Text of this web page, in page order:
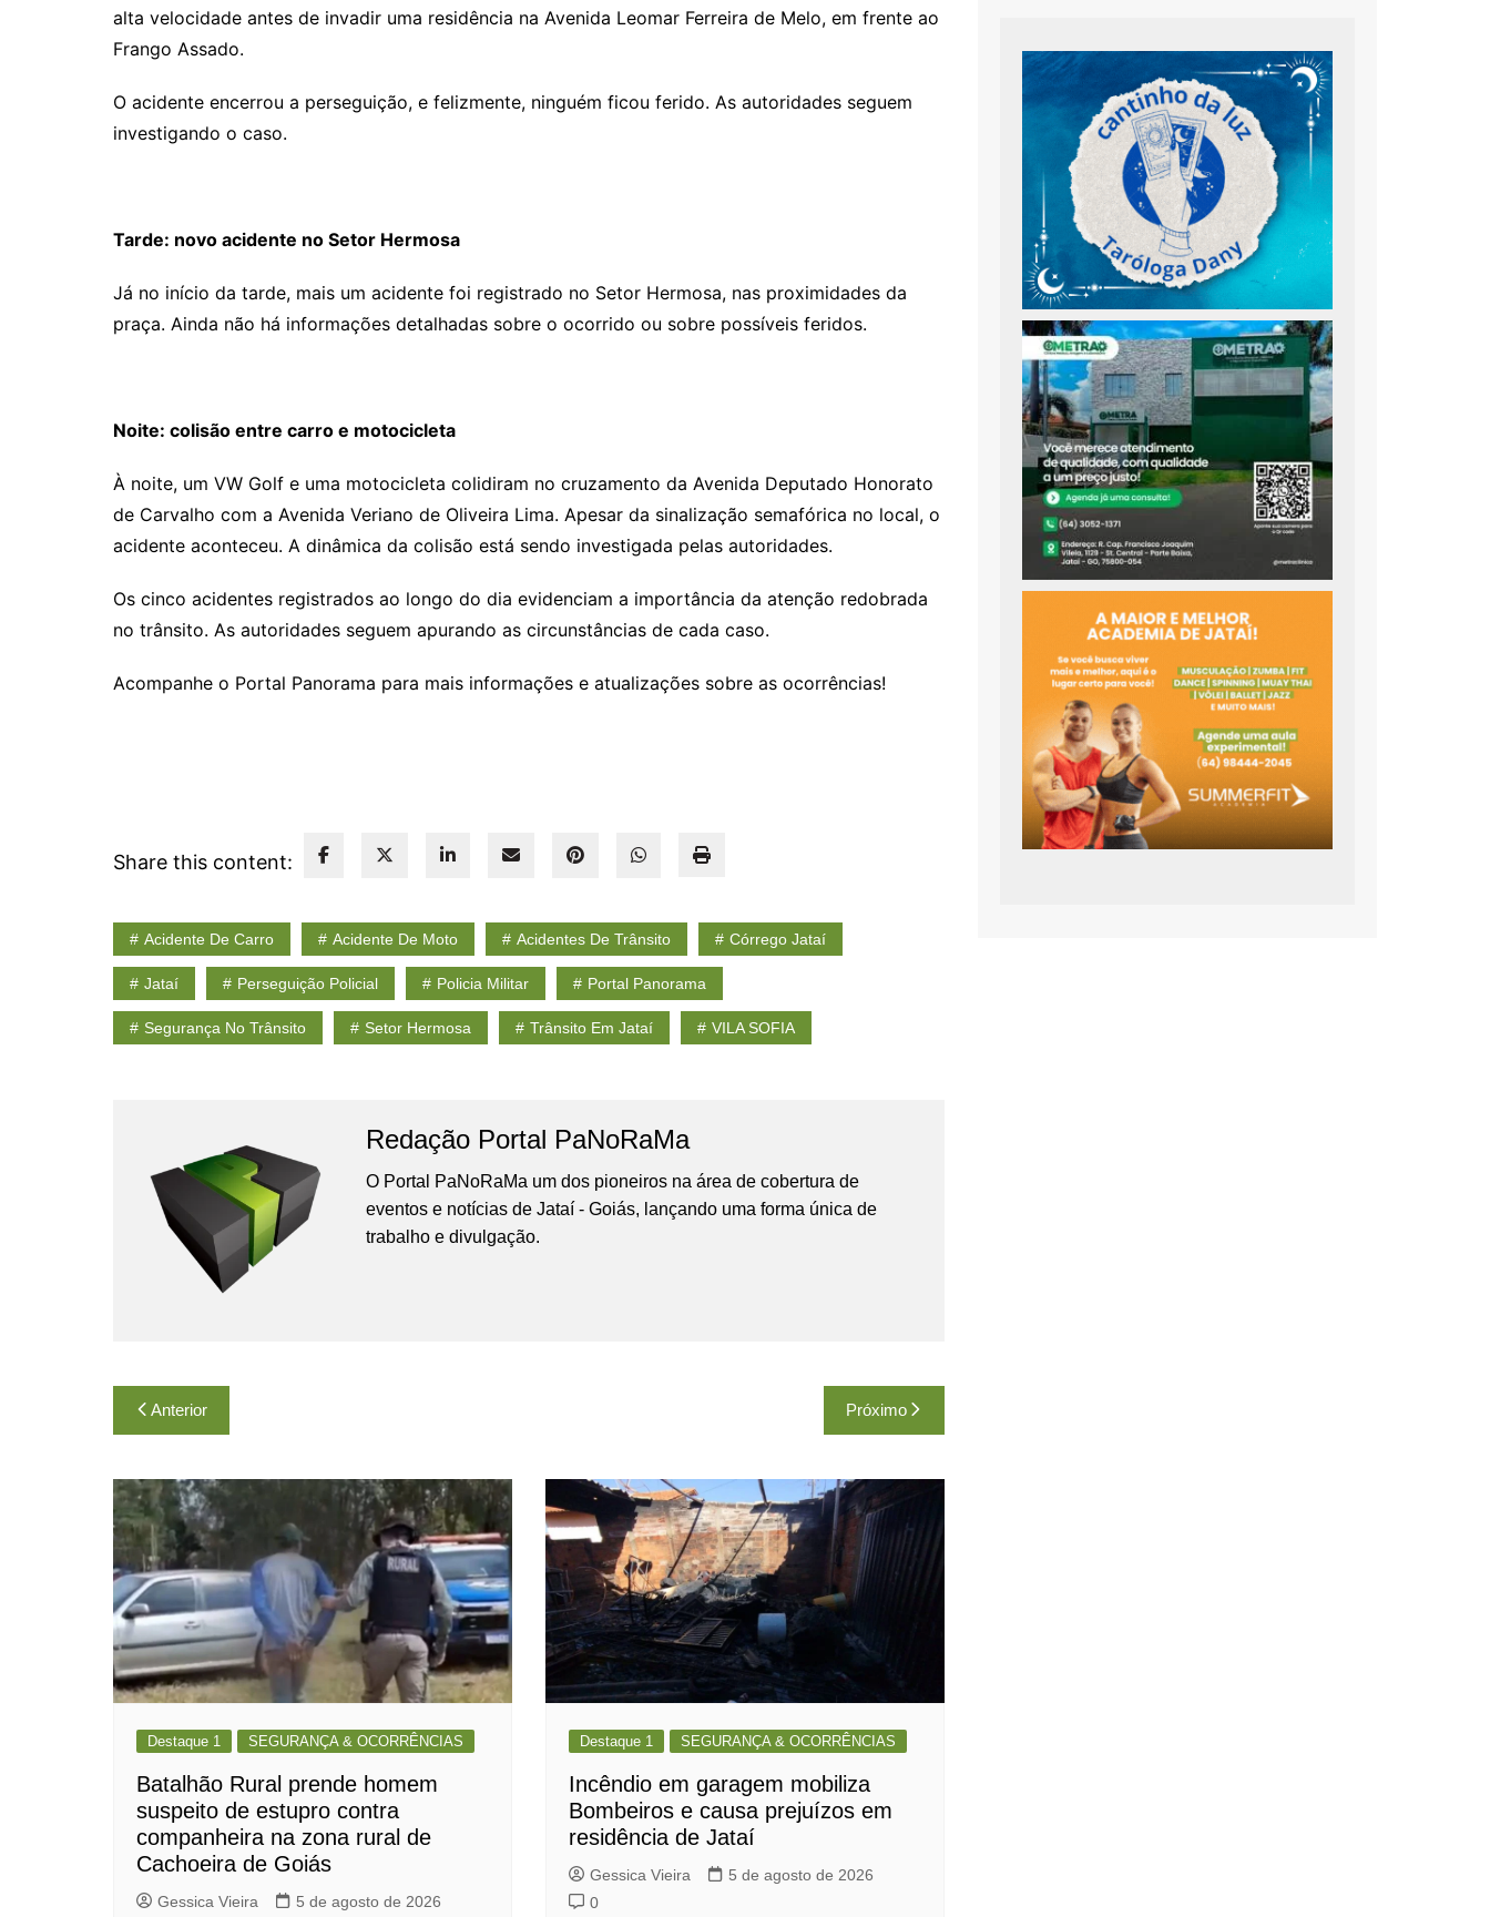
alta velocidade antes de invadir uma residência na Avenida Leomar Ferreira de Melo, em frente ao
Frango Assado.
O acidente encerrou a perseguição, e felizmente, ninguém ficou ferido. As autoridades seguem
investigando o caso.
Tarde: novo acidente no Setor Hermosa
Já no início da tarde, mais um acidente foi registrado no Setor Hermosa, nas proximidades da
praça. Ainda não há informações detalhadas sobre o ocorrido ou sobre possíveis feridos.
Noite: colisão entre carro e motocicleta
À noite, um VW Golf e uma motocicleta colidiram no cruzamento da Avenida Deputado Honorato
de Carvalho com a Avenida Veriano de Oliveira Lima. Apesar da sinalização semafórica no local, o
acidente aconteceu. A dinâmica da colisão está sendo investigada pelas autoridades.
Os cinco acidentes registrados ao longo do dia evidenciam a importância da atenção redobrada
no trânsito. As autoridades seguem apurando as circunstâncias de cada caso.
Acompanhe o Portal Panorama para mais informações e atualizações sobre as ocorrências!
Share this content:
Acidente De Carro Acidente De Moto Acidentes De Trânsito Córrego Jataí
Jataí Perseguição Policial Policia Militar Portal Panorama
Segurança No Trânsito Setor Hermosa Trânsito Em Jataí VILA SOFIA
Redação Portal PaNoRaMa
O Portal PaNoRaMa um dos pioneiros na área de cobertura de
eventos e notícias de Jataí - Goiás, lançando uma forma única de
trabalho e divulgação.
Navegação
de
Post
Anterior Próximo
Destaque 1 SEGURANÇA & OCORRÊNCIAS
Batalhão Rural prende homem
suspeito de estupro contra
companheira na zona rural de
Cachoeira de Goiás
Gessica Vieira 5 de agosto de 2026
Destaque 1 SEGURANÇA & OCORRÊNCIAS
Incêndio em garagem mobiliza
Bombeiros e causa prejuízos em
residência de Jataí
Gessica Vieira
5 de agosto de 2026
0